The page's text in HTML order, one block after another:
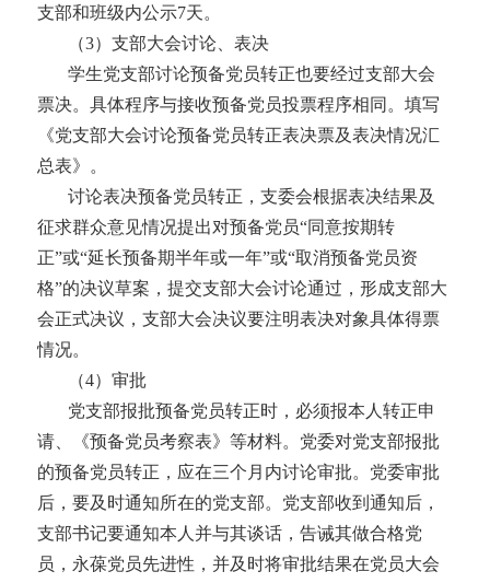
支部和班级内公示7天。
（3）支部大会讨论、表决
学生党支部讨论预备党员转正也要经过支部大会
票决。具体程序与接收预备党员投票程序相同。填写
《党支部大会讨论预备党员转正表决票及表决情况汇
总表》
。
讨论表决预备党员转正，支委会根据表决结果及
征求群众意见情况提出对预备党员“同意按期转
正”或“延长预备期半年或一年”或“取消预备党员资
格”的决议草案，提交支部大会讨论通过，形成支部大
会正式决议，支部大会决议要注明表决对象具体得票
情况。
（4）审批
党支部报批预备党员转正时，必须报本人转正申
请、《预备党员考察表》等材料。党委对党支部报批
的预备党员转正，应在三个月内讨论审批。党委审批
后，要及时通知所在的党支部。党支部收到通知后，
支部书记要通知本人并与其谈话，告诫其做合格党
员，永葆党员先进性，并及时将审批结果在党员大会